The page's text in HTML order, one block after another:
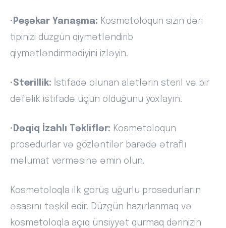
• Peşəkar Yanaşma: Kosmetoloqun sizin dəri
tipinizi düzgün qiymətləndirib
qiymətləndirmədiyini izləyin.
•Sterillik: İstifadə olunan alətlərin steril və bir
dəfəlik istifadə üçün olduğunu yoxlayın.
• Dəqiq İzahlı Təkliflər: Kosmetoloqun
prosedurlar və gözləntilər barədə ətraflı
məlumat verməsinə əmin olun.
Kosmetoloqla ilk görüş uğurlu prosedurların
əsasını təşkil edir. Düzgün hazırlanmaq və
kosmetoloqla açıq ünsiyyət qurmaq dərinizin